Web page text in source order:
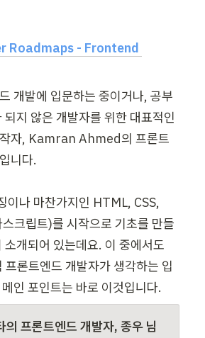
Roadmaps - Frontend
개발에 입문하는 중이거나, 공부
되지 않은 개발자를 위한 대표적인
작자, Kamran Ahmed의 프론트
니다.
이나 마찬가지인 HTML, CSS,
크립트)를 시작으로 기초를 만들
소개되어 있는데요. 이 중에서도
프론트엔드 개발자가 생각하는 입
의 프론트엔드 개발자, 종우 님